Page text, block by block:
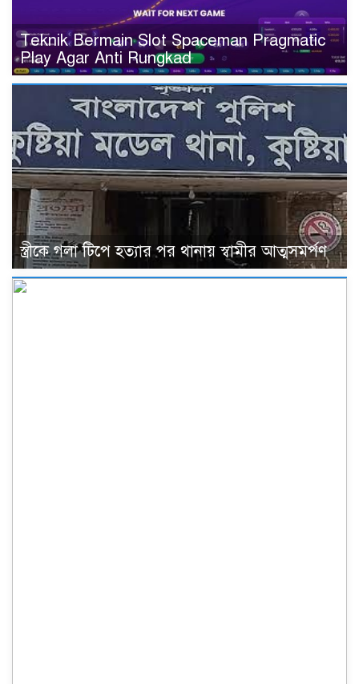
Teknik Bermain Slot Spaceman Pragmatic
Play Agar Anti Rungkad
স্ত্রীকে গলা টিপে হত্যার পর থানায় স্বামীর আত্মসমর্পণ